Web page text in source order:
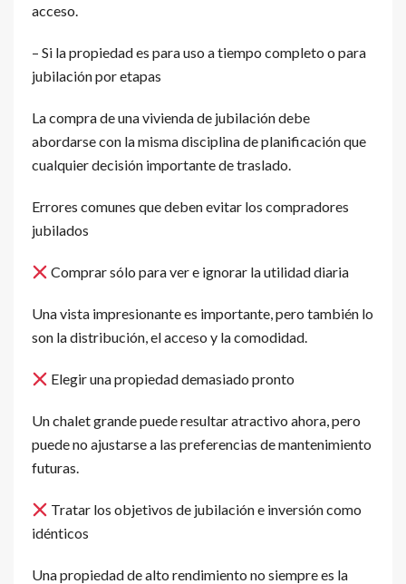
acceso.
– Si la propiedad es para uso a tiempo completo o para
jubilación por etapas
La compra de una vivienda de jubilación debe
abordarse con la misma disciplina de planificación que
cualquier decisión importante de traslado.
Errores comunes que deben evitar los compradores
jubilados
Comprar sólo para ver e ignorar la utilidad diaria
Una vista impresionante es importante, pero también lo
son la distribución, el acceso y la comodidad.
Elegir una propiedad demasiado pronto
Un chalet grande puede resultar atractivo ahora, pero
puede no ajustarse a las preferencias de mantenimiento
futuras.
Tratar los objetivos de jubilación e inversión como
idénticos
Una propiedad de alto rendimiento no siempre es la